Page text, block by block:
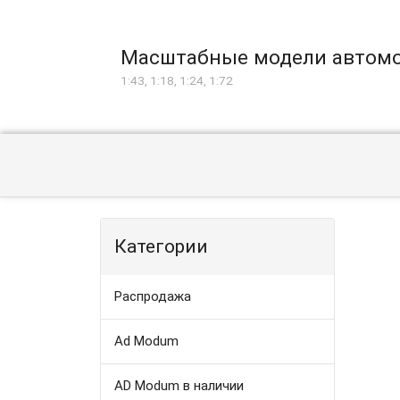
Масштабные модели
1:43, 1:18, 1:24, 1:72
Категории
Распродажа
Ad Modum
AD Modum в наличии